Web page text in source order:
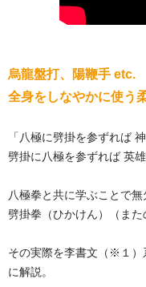
烏龍盤打、陽鞭手 etc.
全身をしなやかに使う
「八極に劈掛を参ずれば
劈掛に八極を参ずれば 英
八極拳と共に学ぶことで
劈掛拳（ひかけん）（また
その実際を李書文（※１）
に解説。